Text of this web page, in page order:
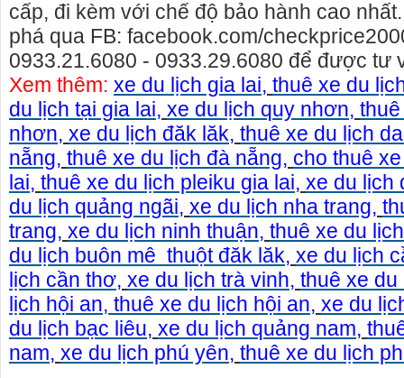
cấp, đi kèm với chế độ bảo hành cao
phá qua FB: facebook.com/
0933.21.6080 - 0933.29.6080 để được tư
Xem thêm: xe du lịch gia lai, thuê xe du
du lịch tại gia lai, xe du lịch quy nhơn,
nhơn, xe du lịch đăk lăk, thuê xe du lịch
nẵng, thuê xe du lịch đà nẵng, cho thuê
lai, thuê xe du lịch pleiku gia lai, xe du lịch
du lịch quảng ngãi, xe du lịch nha trang,
trang, xe du lịch ninh thuận, thuê xe du
du lịch buôn mê thuột đăk lăk, xe du lịch
lịch cần thơ, xe du lịch trà vinh, thuê xe du
lịch hội an, thuê xe du lịch hội an, xe du
du lịch bạc liêu, xe du lịch quảng nam,
nam, xe du lịch phú yên, thuê xe du lịch
Cho thuê xe du lịch
cho thuê xe xe lịch
Gọi ngay:
0868.15.3579 (Mr
- cty xe du lịch tại
thuê xe du lịch tại
chỗ đến 45 chỗ.
thuê xe máy gia lai>> cho thuê xe máy tại
gia lai
thuê xe máy gia lai rất nhiều xe mới, đẹp,
trọng, phong phú về kiểu dáng